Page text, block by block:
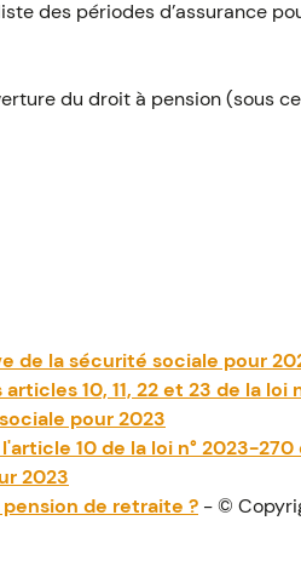
des périodes d’assurance
du droit à pension (sous
de la sécurité sociale pour
10, 11, 22 et 23 de la loi
pour 2023
10 de la loi n° 2023-270
2023
de retraite ? - ©